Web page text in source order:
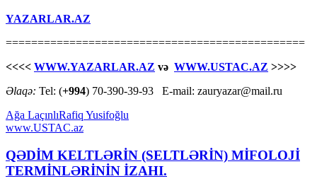
YAZARLAR.AZ
===============================================
<<<< WWW.YAZARLAR.AZ və WWW.USTAC.AZ >>>>
Əlaqə: Tel: (+994) 70-390-39-93 E-mail: zauryazar@mail.ru
Ağa LaçınlıRafiq Yusifoğlu
www.USTAC.az
QƏDİM KELTLƏRİN (SELTLƏRİN) MİFOLOJİ
TERMİNLƏRİNİN İZAHI.